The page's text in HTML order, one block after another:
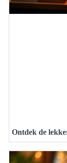
Ontdek de